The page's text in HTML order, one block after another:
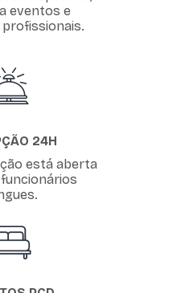
eventos e
24H
está aberta